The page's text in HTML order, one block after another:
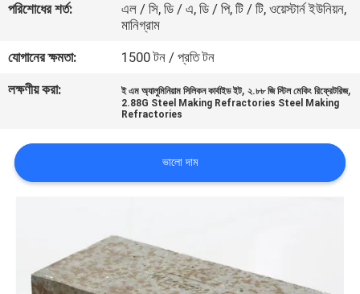
গুণমান
আমাদের
যোগাযোগ
পরিশোধের শর্ত:
এল / সি, ডি / এ, ডি / পি, টি / টি, ওয়েস্টার্ন ইউনিয়ন,
মানিগ্রাম
যোগানের ক্ষমতা:
1500 টন / প্রতি টন
লক্ষণীয় করা:
ই এম অ্যালুমিনিয়াম সিলিকন কার্বাইড ইট,২.৮৮ জি স্টিল মেকিং রিফ্রেটরিজ,
2.88G Steel Making Refractories Steel Making
Refractories
ভালো দাম